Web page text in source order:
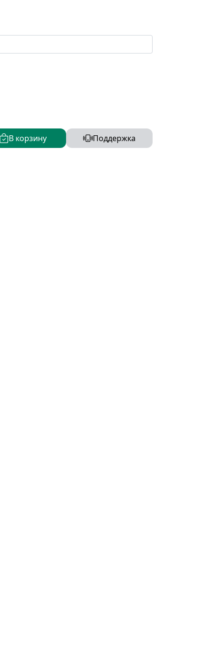
В корзину Поддержка